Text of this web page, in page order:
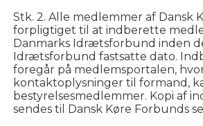
Stk. 2. Alle medlemmer af Dansk
forpligtiget til at indberette
Danmarks Idrætsforbund inden
Idrætsforbund fastsatte dato.
foregår på medlemsportalen,
kontaktoplysninger til formand,
bestyrelsesmedlemmer. Kopi af
sendes til Dansk Køre Forbunds